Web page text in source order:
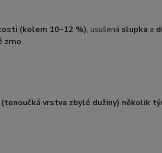
(kolem 10–12 %), usušená slupka a
zrno.
vrstva zbylé dužiny) několik